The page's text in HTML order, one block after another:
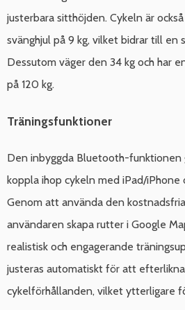
justerbara sitthöjden. Cykeln är
svänghjul på 9 kg, vilket bidrar till en
Dessutom väger den 34 kg och har
på 120 kg.
Träningsfunktioner
Den inbyggda Bluetooth-
koppla ihop cykeln med iPad/
Genom att använda den
användaren skapa rutter i Google
realistisk och engagerande
justeras automatiskt för att
cykelförhållanden, vilket ytterligare